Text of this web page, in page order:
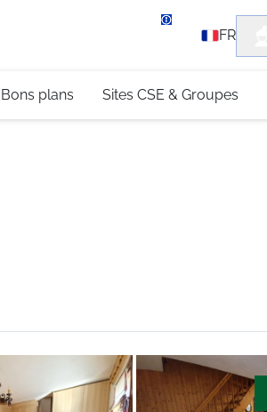
+33 (0)4 79 96 30 69
FR
Bons plans Sites CSE & Groupes